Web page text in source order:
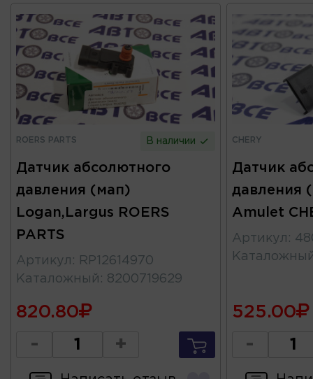
ROERS PARTS В наличии
Датчик абсолютного
давления (мап)
Logan,Largus ROERS
PARTS
Артикул :
RP12614970
Каталожный : 8200719629
820.80
- +
CHERY
Датчик
давления
Amulet
Артикул :
525.00
-